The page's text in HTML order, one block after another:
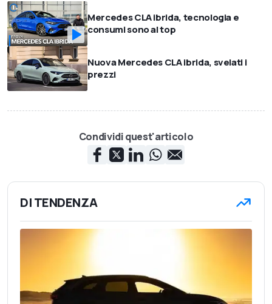
Mercedes CLA ibrida, tecnologia e
consumi sono al top
Nuova Mercedes CLA ibrida, svelati i
prezzi
Condividi quest'articolo
DI TENDENZA